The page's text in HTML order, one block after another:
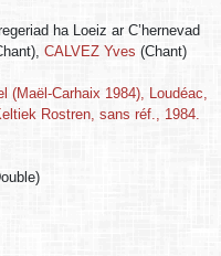
ha Loeiz ar C’hernevad
CALVEZ Yves (Chant)
(Maël-Carhaix 1984), Loudéac,
Rostren, sans réf., 1984.